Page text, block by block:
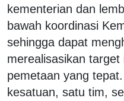
kementerian dan
bawah koordinasi
sehingga dapat
merealisasikan
pemetaan yang
kesatuan, satu tim,